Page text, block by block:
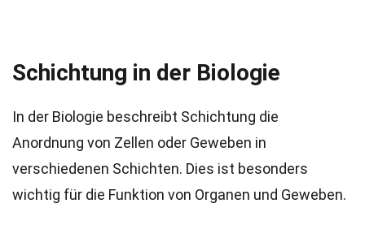
Schichtung in der Biologie
In der Biologie beschreibt Schichtung die
Anordnung von Zellen oder Geweben in
verschiedenen Schichten. Dies ist besonders
wichtig für die Funktion von Organen und Geweben.